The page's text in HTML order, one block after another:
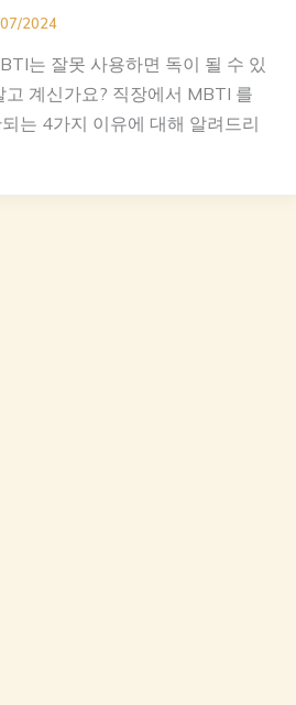
2024
는 잘못 사용하면 독이 될 수 있
고 계신가요? 직장에서 MBTI 를
는 4가지 이유에 대해 알려드리